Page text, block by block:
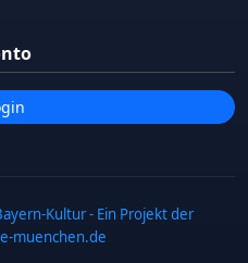
Kultur - Ein Projekt der
muenchen.de